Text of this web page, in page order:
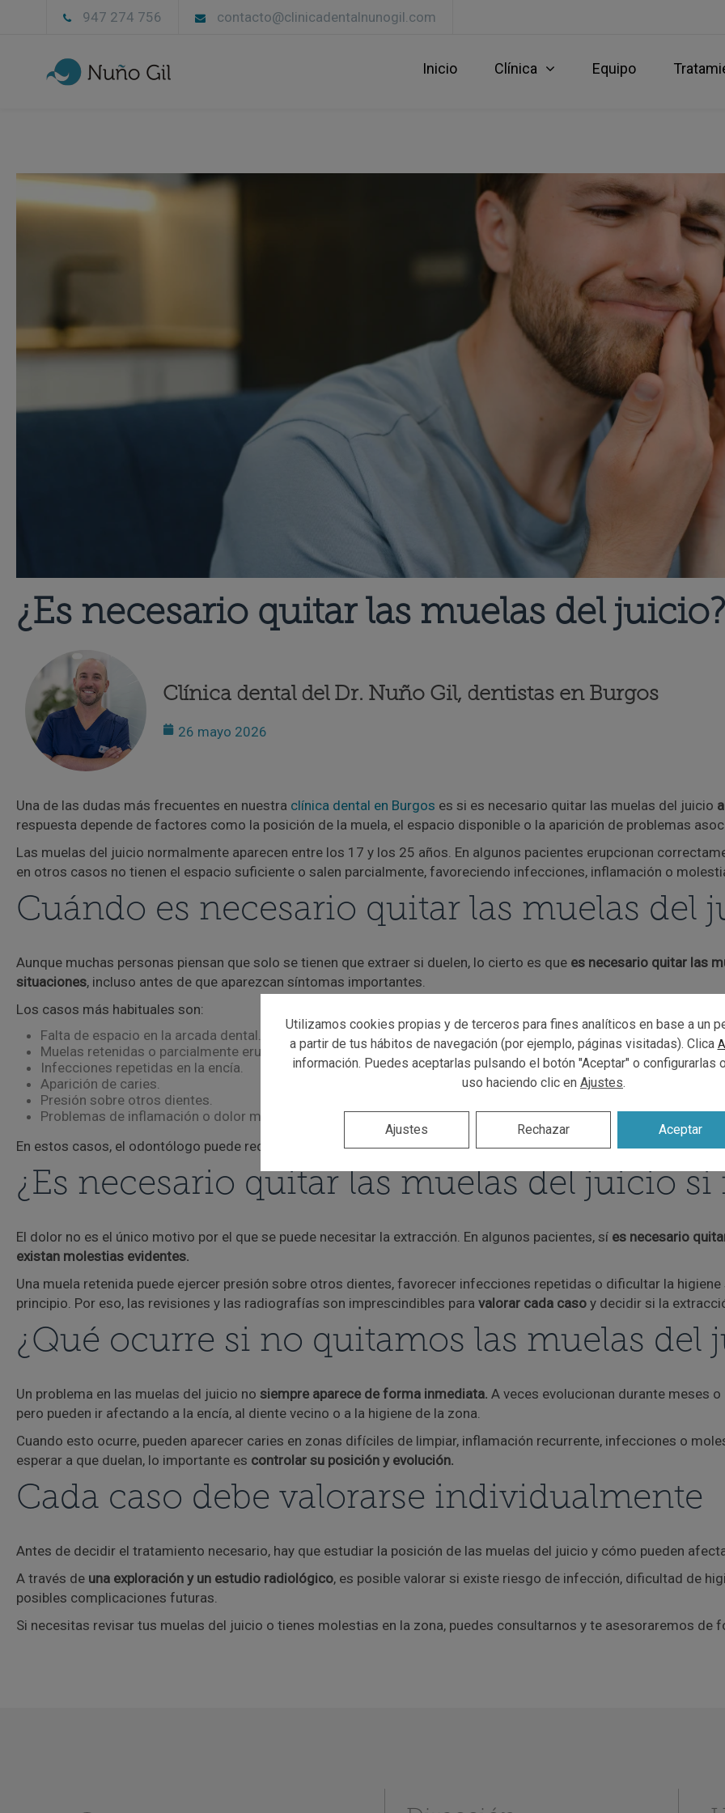
947 274 756 contacto@clinicadentalnunogil.com
Inicio Clínica Equipo
¿Es necesario quitar las muelas del juicio?
Clínica dental del Dr. Nuño Gil, dentistas en Burgos
26 mayo 2026
Una de las dudas más frecuentes en nuestra clínica dental en Burgos es si es necesario quitar las muelas del juicio
respuesta depende de factores como la posición de la muela, el espacio disponible o la aparición de problemas
Las muelas del juicio normalmente aparecen entre los 17 y los 25 años. En algunos pacientes erupcionan
en otros casos no tienen el espacio suficiente o salen parcialmente, favoreciendo infecciones, inflamación o
Cuándo es necesario quitar las muelas del
Aunque muchas personas piensan que solo se tienen que extraer si duelen, lo cierto es que es necesario quitar las
situaciones, incluso antes de que aparezcan síntomas importantes.
Los casos más habituales son:
Falta de espacio en la arcada dental.
Muelas retenidas o parcialmente erupcionadas.
Infecciones repetidas en la encía.
Aparición de caries.
Presión sobre otros dientes.
Problemas de inflamación o dolor mandibular.
En estos casos, el odontólogo puede recomendar la extracción para evitar complicaciones mayores.
¿Es necesario quitar las muelas del juicio si
El dolor no es el único motivo por el que se puede necesitar la extracción. En algunos pacientes, sí es necesario
existan molestias evidentes.
Una muela retenida puede ejercer presión sobre otros dientes, favorecer infecciones repetidas o dificultar la
principio. Por eso, las revisiones y las radiografías son imprescindibles para valorar cada caso y decidir si la
¿Qué ocurre si no quitamos las muelas del
Un problema en las muelas del juicio no siempre aparece de forma inmediata. A veces evolucionan durante meses
pero pueden ir afectando a la encía, al diente vecino o a la higiene de la zona.
Cuando esto ocurre, pueden aparecer caries en zonas difíciles de limpiar, inflamación recurrente, infecciones o
esperar a que duelan, lo importante es controlar su posición y evolución.
Cada caso debe valorarse individualmente
Antes de decidir el tratamiento necesario, hay que estudiar la posición de las muelas del juicio y cómo pueden
A través de una exploración y un estudio radiológico, es posible valorar si existe riesgo de infección, dificultad de
posibles complicaciones futuras.
Si necesitas revisar tus muelas del juicio o tienes molestias en la zona, puedes consultarnos y te asesoraremos de
Utilizamos cookies propias y de terceros para fines analíticos en base a un
a partir de tus hábitos de navegación (por ejemplo, páginas visitadas). Clica
información. Puedes aceptarlas pulsando el botón "Aceptar" o configurarlas
uso haciendo clic en Ajustes.
Aceptar
Rechazar
Ajustes